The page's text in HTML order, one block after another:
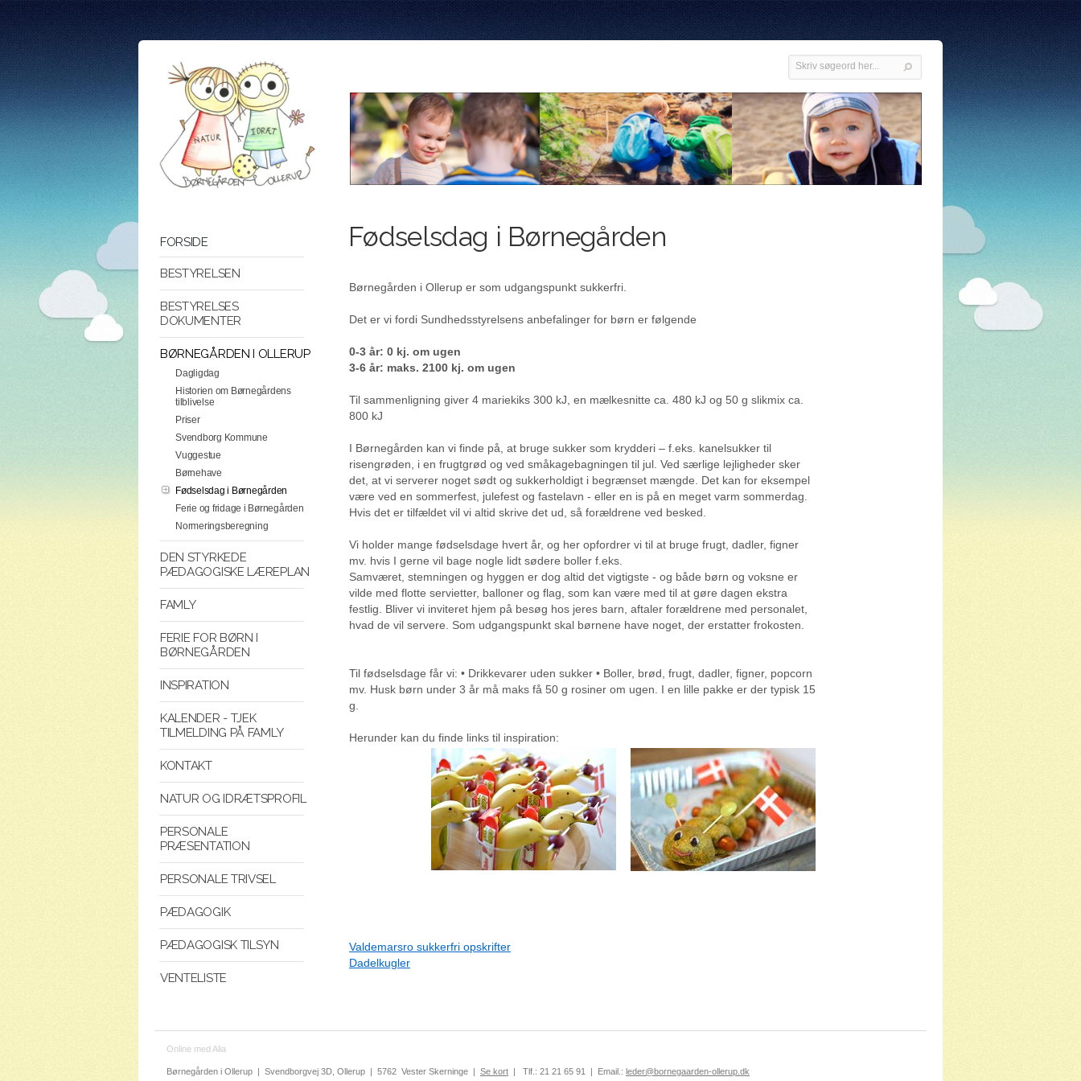
FORSIDE
BESTYRELSEN
BESTYRELSES
DOKUMENTER
BØRNEGÅRDEN I OLLERUP
Dagligdag
Historien om Børnegårdens
tilblivelse
Priser
Svendborg Kommune
Vuggestue
Børnehave
Fødselsdag i Børnegården
Ferie og fridage i Børnegården
Normeringsberegning
DEN STYRKEDE
PÆDAGOGISKE LÆREPLAN
FAMLY
FERIE FOR BØRN I
BØRNEGÅRDEN
INSPIRATION
KALENDER - TJEK
TILMELDING PÅ FAMLY
KONTAKT
NATUR OG IDRÆTSPROFIL
PERSONALE
PRÆSENTATION
PERSONALE TRIVSEL
PÆDAGOGIK
PÆDAGOGISK TILSYN
VENTELISTE
Fødselsdag i Børnegården
Børnegården i Ollerup er som udgangspunkt sukkerfri.
Det er vi fordi Sundhedsstyrelsens anbefalinger for børn er følgende
0-3 år: 0 kj. om ugen
3-6 år: maks. 2100 kj. om ugen
Til sammenligning giver 4 mariekiks 300 kJ, en mælkesnitte ca. 480 kJ og 50 g slikmix ca.
800 kJ
I Børnegården kan vi finde på, at bruge sukker som krydderi – f.eks. kanelsukker til
risengrøden, i en frugtgrød og ved småkagebagningen til jul. Ved særlige lejligheder sker
det, at vi serverer noget sødt og sukkerholdigt i begrænset mængde. Det kan for eksempel
være ved en sommerfest, julefest og fastelavn - eller en is på en meget varm sommerdag.
Hvis det er tilfældet vil vi altid skrive det ud, så forældrene ved besked.
Vi holder mange fødselsdage hvert år, og her opfordrer vi til at bruge frugt, dadler, figner
mv. hvis I gerne vil bage nogle lidt sødere boller f.eks.
Samværet, stemningen og hyggen er dog altid det vigtigste - og både børn og voksne er
vilde med flotte servietter, balloner og flag, som kan være med til at gøre dagen ekstra
festlig. Bliver vi inviteret hjem på besøg hos jeres barn, aftaler forældrene med personalet,
hvad de vil servere. Som udgangspunkt skal børnene have noget, der erstatter frokosten.
Til fødselsdage får vi: • Drikkevarer uden sukker • Boller, brød, frugt, dadler, figner, popcorn
mv. Husk børn under 3 år må maks få 50 g rosiner om ugen. I en lille pakke er der typisk 15
g.
Herunder kan du finde links til inspiration:
Valdemarsro sukkerfri opskrifter
Dadelkugler
Online med Alia
Børnegården i Ollerup | Svendborgvej 3D, Ollerup | 5762 Vester Skerninge | Se kort | Tlf.: 21 21 65 91 | Email.: leder@bornegaarden-ollerup.dk